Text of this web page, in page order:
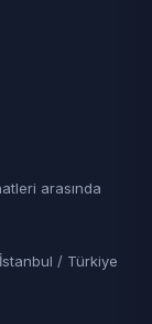
arasında
/ Türkiye